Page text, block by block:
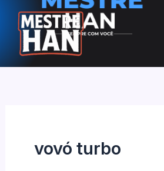
para
conteúdo
vovó turbo